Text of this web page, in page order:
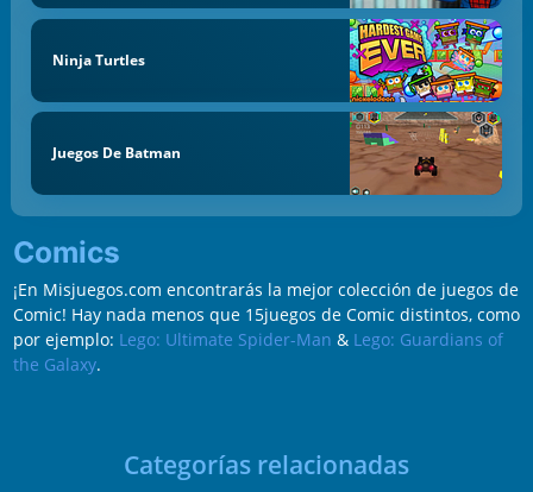
Ninja Turtles
Juegos De Batman
Comics
¡En Misjuegos.com encontrarás la mejor colección de juegos de
Comic! Hay nada menos que 15juegos de Comic distintos, como
por ejemplo: Lego: Ultimate Spider-Man & Lego: Guardians of
the Galaxy.
Categorías relacionadas